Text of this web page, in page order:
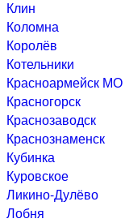
Клин
Коломна
Королёв
Котельники
Красноармейск МО
Красногорск
Краснозаводск
Краснознаменск
Кубинка
Куровское
Ликино-Дулёво
Лобня